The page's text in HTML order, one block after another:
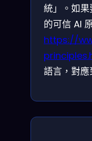
統」。如
的可信 AI
https://
語言，對應